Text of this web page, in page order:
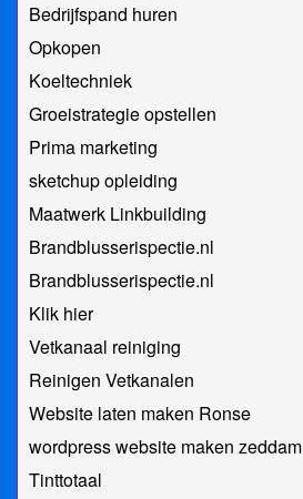
Bedrijfspand huren
Opkopen
Koeltechniek
Groeistrategie opstellen
Prima marketing
sketchup opleiding
Maatwerk Linkbuilding
Brandblusserispectie.nl
Brandblusserispectie.nl
Klik hier
Vetkanaal reiniging
Reinigen Vetkanalen
Website laten maken Ronse
wordpress website maken zeddam
Tinttotaal